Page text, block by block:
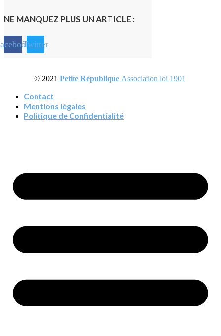
NE MANQUEZ PLUS UN ARTICLE :
Twitter
© 2021 Petite République Association loi 1901
Contact
Mentions légales
Politique de Confidentialité